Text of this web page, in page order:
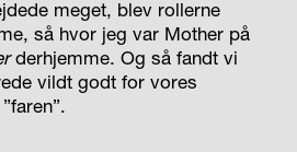
meget, blev rollerne
så hvor jeg var Mother på
derhjemme. Og så fandt vi
vildt godt for vores